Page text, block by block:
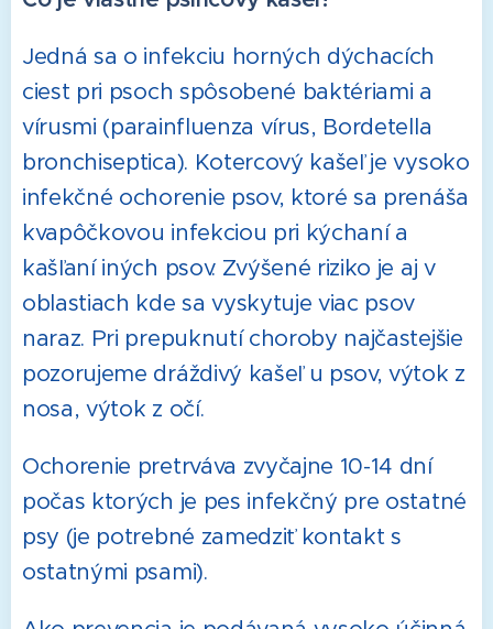
Jedná sa o infekciu horných dýchacích
ciest pri psoch spôsobené baktériami a
vírusmi (parainfluenza vírus, Bordetella
bronchiseptica). Kotercový kašeľ je vysoko
infekčné ochorenie psov, ktoré sa prenáša
kvapôčkovou infekciou pri kýchaní a
kašľaní iných psov. Zvýšené riziko je aj v
oblastiach kde sa vyskytuje viac psov
naraz. Pri prepuknutí choroby najčastejšie
pozorujeme dráždivý kašeľ u psov, výtok z
nosa, výtok z očí.
Ochorenie pretrváva zvyčajne 10-14 dní
počas ktorých je pes infekčný pre ostatné
psy (je potrebné zamedziť kontakt s
ostatnými psami).